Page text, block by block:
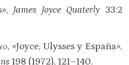
James Joyce Quaterly 33:2
, «Joyce, Ulysses y España»,
198 (1972), 121–140.